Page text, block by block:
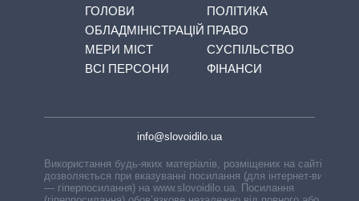
ГОЛОВИ
ОБЛАДМІНІСТРАЦІЙ
МЕРИ МІСТ
ВСІ ПЕРСОНИ
ПОЛІТИКА
ПРАВО
СУСПІЛЬСТВО
ФІНАНСИ
info@slovoidilo.ua
Використання будь-яких матеріалів, розміщених на сайті,
дозволяється при вказуванні посилання (для інтернет-видань
— гіперпосилання) на www.slovoidilo.ua. Посилання